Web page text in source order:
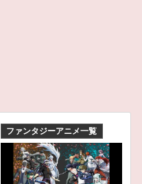
ファンタジーアニメ一覧